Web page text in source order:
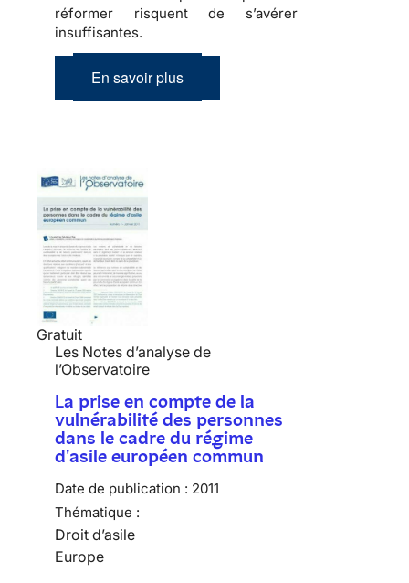
réformer risquent de s’avérer
insuffisantes.
En savoir plus
Gratuit
Les Notes d’analyse de
l’Observatoire
La prise en compte de la
vulnérabilité des personnes
dans le cadre du régime
d'asile européen commun
Date de publication : 2011
Thématique :
Droit d’asile
Europe